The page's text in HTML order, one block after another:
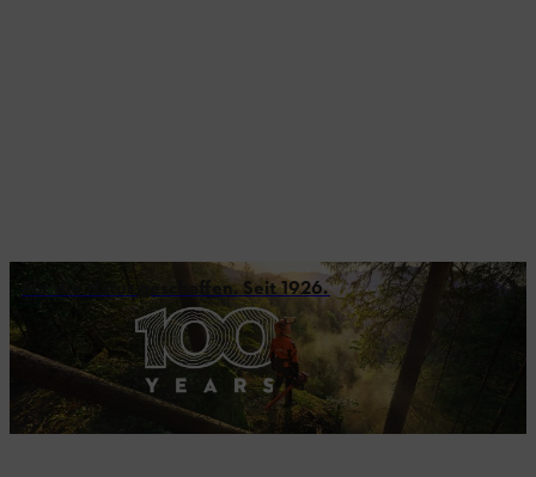
Für die Natur geschaffen. Seit 1926.